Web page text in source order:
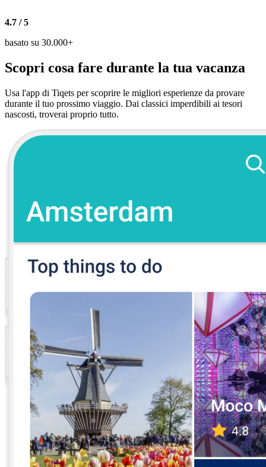
4.7 / 5
basato su 30.000+
Scopri cosa fare durante la tua vacanza
Usa l'app di Tiqets per scoprire le migliori esperienze da provare
durante il tuo prossimo viaggio. Dai classici imperdibili ai tesori
nascosti, troverai proprio tutto.